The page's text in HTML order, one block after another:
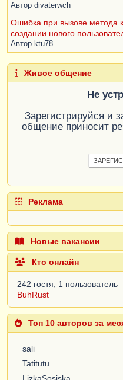
Автор divaterwch
Ошибка при вызове метода
создании нового
Автор ktu78
Живое общение
Не
Зарегистрируйся и
общение приносит
Реклама
Новые вакансии
Кто онлайн
242 гостя, 1 пользователь
BuhRust
Топ 10 авторов за
sali
Tatitutu